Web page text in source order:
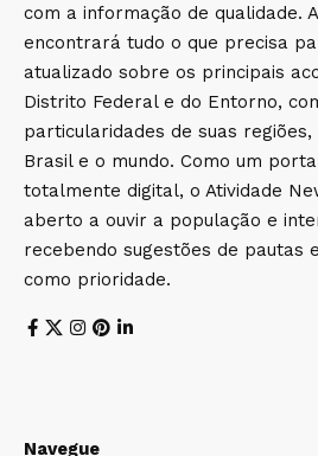
com a informação de qualidade.
encontrará tudo o que precisa
atualizado sobre os principais
Distrito Federal e do Entorno,
particularidades de suas regiões,
Brasil e o mundo. Como um
totalmente digital, o Atividade
aberto a ouvir a população e
recebendo sugestões de pautas
como prioridade.
Navegue